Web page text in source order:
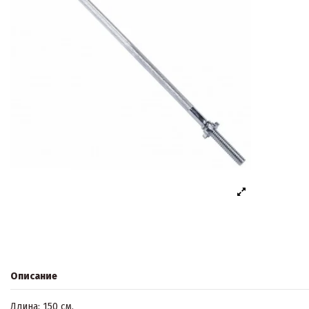
Описание